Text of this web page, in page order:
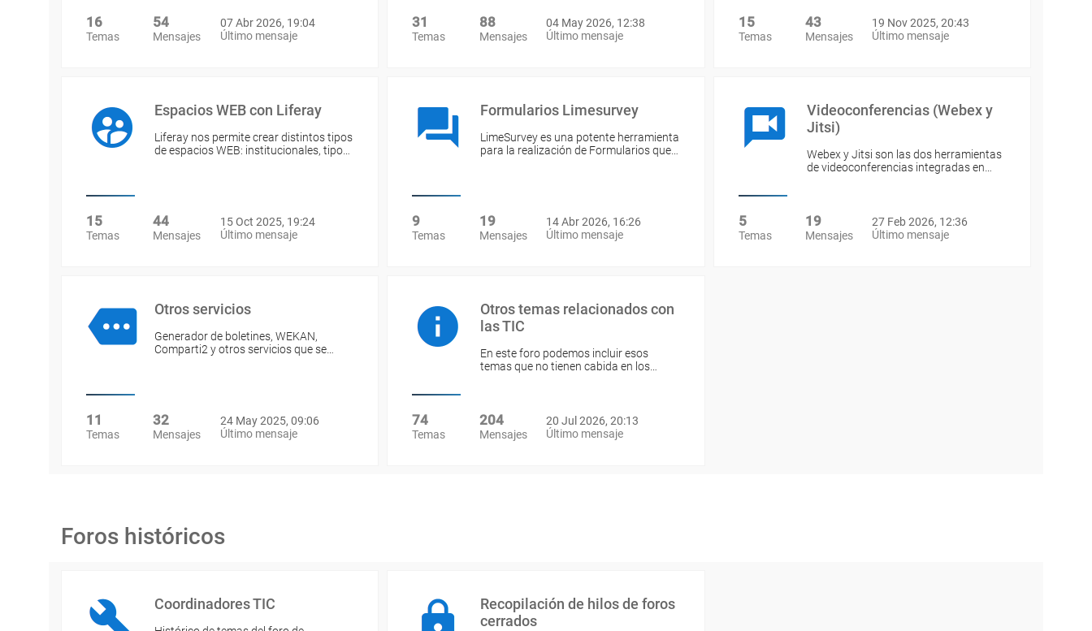
16
Temas
54
Mensajes
07 Abr 2026, 19:04
Último mensaje
31
Temas
88
Mensajes
04 May 2026, 12:38
Último mensaje
15
Temas
43
Mensajes
19 Nov 2025, 20:43
Último mensaje
Espacios WEB con Liferay
Liferay nos permite crear distintos tipos
de espacios WEB: institucionales, tipo…
15
Temas
44
Mensajes
15 Oct 2025, 19:24
Último mensaje
Formularios Limesurvey
LimeSurvey es una potente herramienta
para la realización de Formularios que…
9
Temas
19
Mensajes
14 Abr 2026, 16:26
Último mensaje
Videoconferencias (Webex y
Jitsi)
Webex y Jitsi son las dos herramientas
de videoconferencias integradas en…
5
Temas
19
Mensajes
27 Feb 2026, 12:36
Último mensaje
Otros servicios
Generador de boletines, WEKAN,
Comparti2 y otros servicios que se…
11
Temas
32
Mensajes
24 May 2025, 09:06
Último mensaje
Otros temas relacionados con
las TIC
En este foro podemos incluir esos
temas que no tienen cabida en los…
74
Temas
204
Mensajes
20 Jul 2026, 20:13
Último mensaje
Foros históricos
Coordinadores TIC
Recopilación de hilos de foros
cerrados